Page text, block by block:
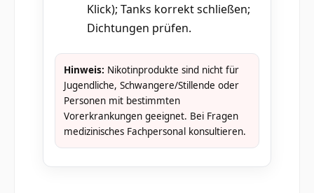
Klick); Tanks korrekt schließen;
Dichtungen prüfen.
Hinweis: Nikotinprodukte sind nicht für
Jugendliche, Schwangere/Stillende oder
Personen mit bestimmten
Vorerkrankungen geeignet. Bei Fragen
medizinisches Fachpersonal konsultieren.